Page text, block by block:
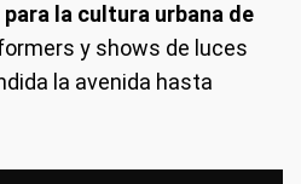
la cultura urbana de
y shows de luces
la avenida hasta